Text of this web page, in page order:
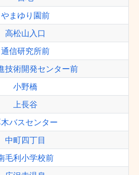
やまゆり園前
高松山入口
通信研究所前
技術開発センター前
小野橋
上長谷
バスセンター
中町四丁目
毛利小学校前